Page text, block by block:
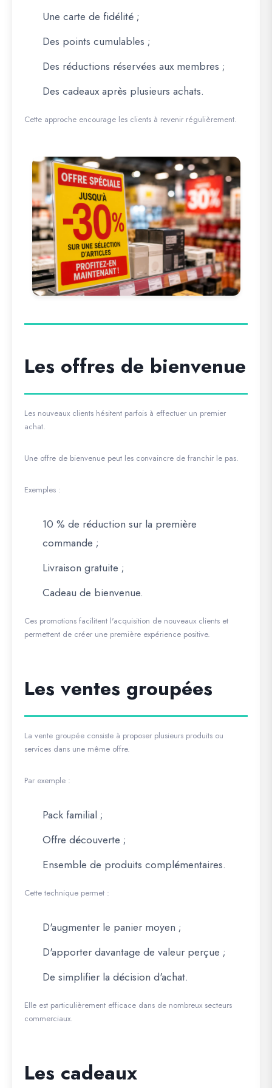
Une carte de fidélité ;
Des points cumulables ;
Des réductions réservées aux membres ;
Des cadeaux après plusieurs achats.
Cette approche encourage les clients à revenir régulièrement.
Les offres de bienvenue
Les nouveaux clients hésitent parfois à effectuer un premier
achat.
Une offre de bienvenue peut les convaincre de franchir le pas.
Exemples :
10 % de réduction sur la première
commande ;
Livraison gratuite ;
Cadeau de bienvenue.
Ces promotions facilitent l'acquisition de nouveaux clients et
permettent de créer une première expérience positive.
Les ventes groupées
La vente groupée consiste à proposer plusieurs produits ou
services dans une même offre.
Par exemple :
Pack familial ;
Offre découverte ;
Ensemble de produits complémentaires.
Cette technique permet :
D'augmenter le panier moyen ;
D'apporter davantage de valeur perçue ;
De simplifier la décision d'achat.
Elle est particulièrement efficace dans de nombreux secteurs
commerciaux.
Les cadeaux